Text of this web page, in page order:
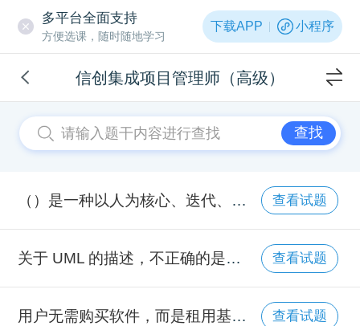
多平台全面支持
方便选课，随时随地学习
下载APP 小程序
信创集成项目管理师（高级）
查找
（）是一种以人为核心、迭代、循序渐进的开发方法，适用于一开始并没有或不能完整地确定出需求和范围的项目。 查看试题
关于 UML 的描述，不正确的是（）。 查看试题
用户无需购买软件，而是租用基于 Web 的软件管理企业经营活动，这种模式属于（）。 查看试题